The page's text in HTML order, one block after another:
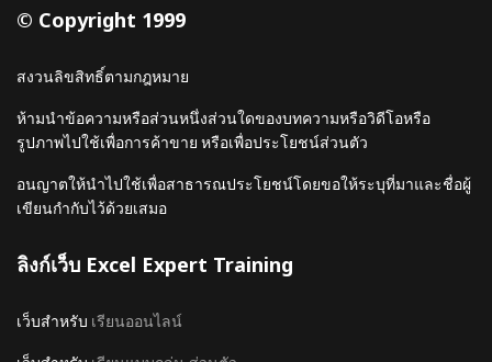
© Copyright 1999
สงวนลิขสิทธิ์ตามกฎหมาย
ห้ามนำข้อความหรือส่วนหนึ่งส่วนใดของบทความหรือวิดีโอหรือ
รูปภาพไปใช้เพื่อการค้าขาย หรือเพื่อประโยชน์ส่วนตัว
อนญาตให้นำไปใช้เพื่อสาธารณประโยชน์โดยขอให้ระบุที่มาและชื่อผู้
เขียนกำกับไว้ด้วยเสมอ
ลิงก์เว็บ Excel Expert Training
เว็บสำหรับ เรียนออนไลน์